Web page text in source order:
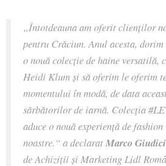
„Întotdeauna am oferit clienților
pentru Crăciun. Anul acesta,
o nouă colecție de haine versatilă,
Heidi Klum și să oferim le oferim
momentului în modă, de data
sărbătorilor de iarnă. Colecția
aduce o nouă experiență de
noastre.“ a declaratMarco Giudici
de Achiziții și Marketing Lidl